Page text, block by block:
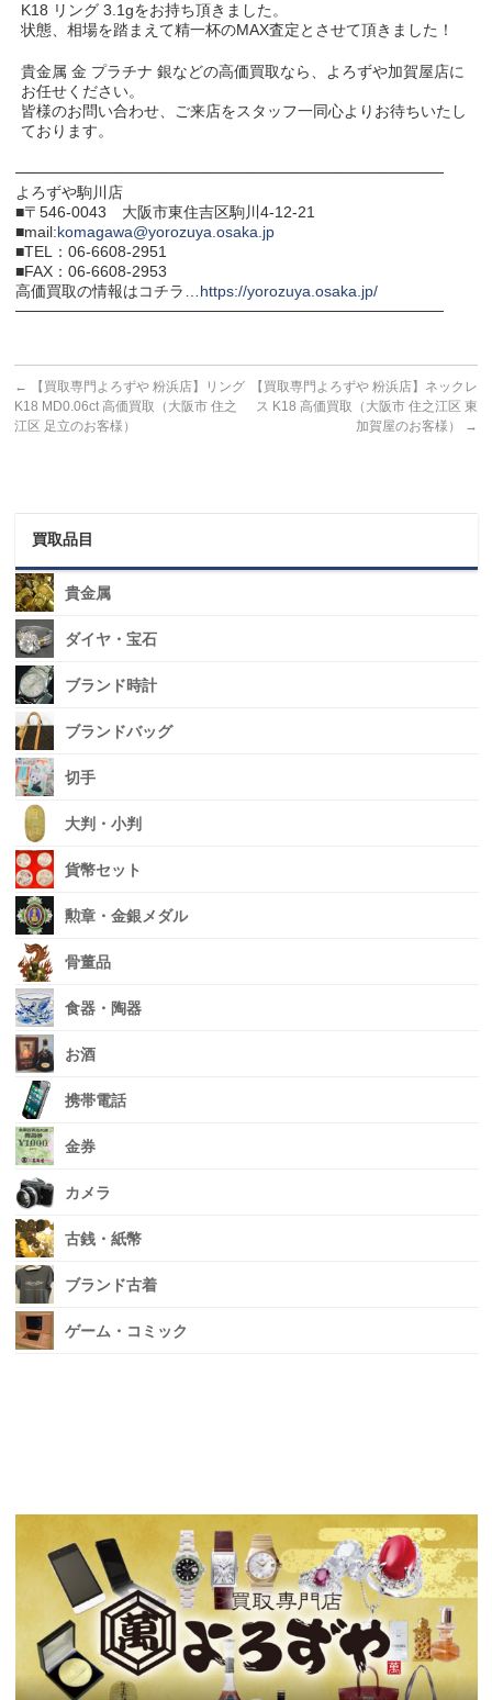
K18 リング 3.1gをお持ち頂きました。
状態、相場を踏まえて精一杯のMAX査定とさせて頂きました！
貴金属 金 プラチナ 銀などの高価買取なら、よろずや加賀屋店に
お任せください。
皆様のお問い合わせ、ご来店をスタッフ一同心よりお待ちいたし
ております。
───────────────────────────────────────
よろずや駒川店
■〒546-0043 大阪市東住吉区駒川4-12-21
■mail:komagawa@yorozuya.osaka.jp
■TEL：06-6608-2951
■FAX：06-6608-2953
高価買取の情報はコチラ… https://yorozuya.osaka.jp/
───────────────────────────────────────
←
【買取専門よろずや 粉浜店】リング
K18 MD0.06ct 高価買取（大阪市 住之
江区 足立のお客様）
【買取専門よろずや 粉浜店】ネックレ
ス K18 高価買取（大阪市 住之江区 東
加賀屋のお客様）
→
買取品目
貴金属
ダイヤ・宝石
ブランド時計
ブランドバッグ
切手
大判・小判
貨幣セット
勲章・金銀メダル
骨董品
食器・陶器
お酒
携帯電話
金券
カメラ
古銭・紙幣
ブランド古着
ゲーム・コミック